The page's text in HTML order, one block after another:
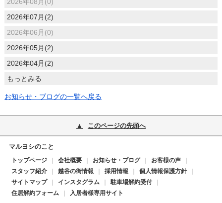
2026年07月(2)
2026年06月(0)
2026年05月(2)
2026年04月(2)
もっとみる
お知らせ・ブログの一覧へ戻る
このページの先頭へ
マルヨシのこと
トップページ 会社概要 お知らせ・ブログ
お客様の声
スタッフ紹介
越谷の街情報 採用情報
個人情報保護方針
サイトマップ
インスタグラム
駐車場解約受付
住居解約フォーム
入居者様専用サイト